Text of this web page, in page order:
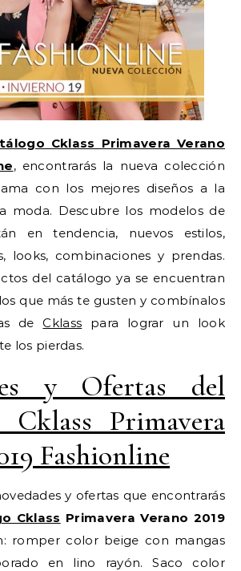
Cklass Primavera Verano
, encontrarás la nueva colección
con los mejores diseños a la
moda. Descubre los modelos de
en tendencia, nuevos estilos,
looks, combinaciones y prendas.
del catálogo ya se encuentran
que más te gusten y combínalos
deCklass para lograr un look
los pierdas.
y Ofertas del
Cklass Primavera
Fashionline
y ofertas que encontrarás
Cklass Primavera Verano 2019
romper color beige con mangas
en lino rayón. Saco color